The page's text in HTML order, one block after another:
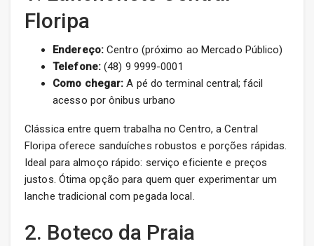
Floripa
Endereço:Centro (próximo ao Mercado Público)
Telefone:(48) 9 9999-0001
Como chegar: A pé do terminal central; fácil
acesso por ônibus urbano
Clássica entre quem trabalha no Centro, a Central
Floripa oferece sanduíches robustos e porções rápidas.
Ideal para almoço rápido: serviço eficiente e preços
justos. Ótima opção para quem quer experimentar um
lanche tradicional com pegada local.
2. Boteco da Praia